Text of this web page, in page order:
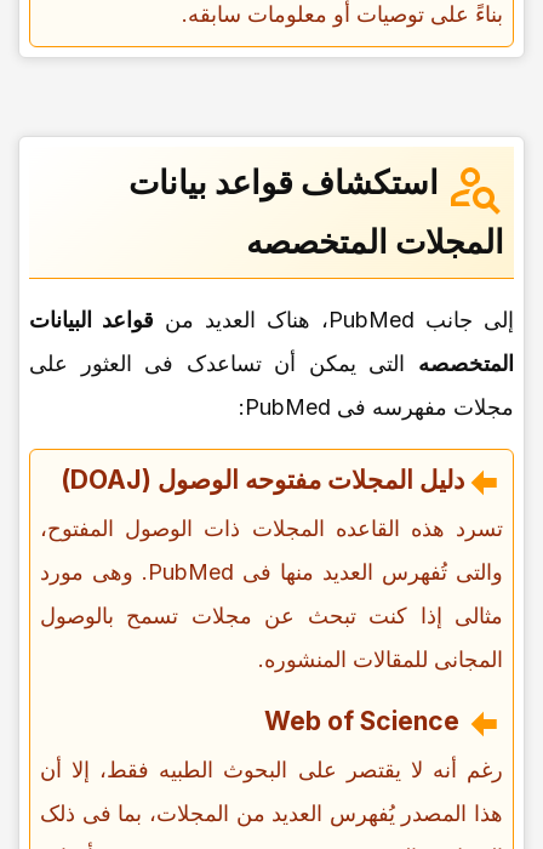
بناءً على توصیات أو معلومات سابقه.
استکشاف قواعد بیانات
المجلات المتخصصه
إلى جانب PubMed، هناک العدید من
قواعد البیانات
المتخصصه التی یمکن أن تساعدک فی العثور على
مجلات مفهرسه فی PubMed:
دلیل المجلات مفتوحه الوصول (DOAJ)
تسرد هذه القاعده المجلات ذات الوصول المفتوح،
والتی تُفهرس العدید منها فی PubMed. وهی مورد
مثالی إذا کنت تبحث عن مجلات تسمح بالوصول
المجانی للمقالات المنشوره.
Web of Science
رغم أنه لا یقتصر على البحوث الطبیه فقط، إلا أن
هذا المصدر یُفهرس العدید من المجلات، بما فی ذلک